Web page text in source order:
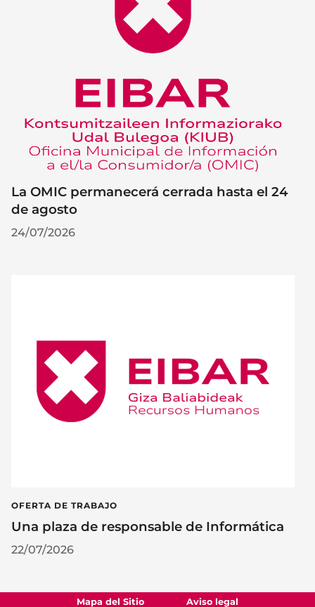
La OMIC permanecerá cerrada hasta el 24
de agosto
24/07/2026
OFERTA DE TRABAJO
Una plaza de responsable de Informática
22/07/2026
Mapa del Sitio Aviso legal